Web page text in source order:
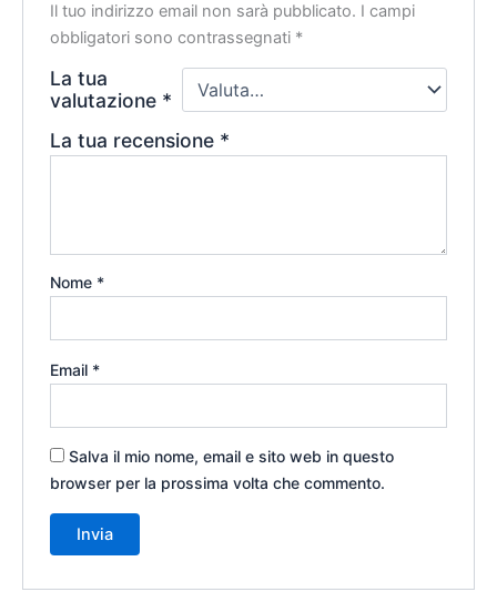
Il tuo indirizzo email non sarà pubblicato. I campi
obbligatori sono contrassegnati *
La tua
valutazione *
La tua recensione *
Nome *
Email *
Salva il mio nome, email e sito web in questo
browser per la prossima volta che commento.